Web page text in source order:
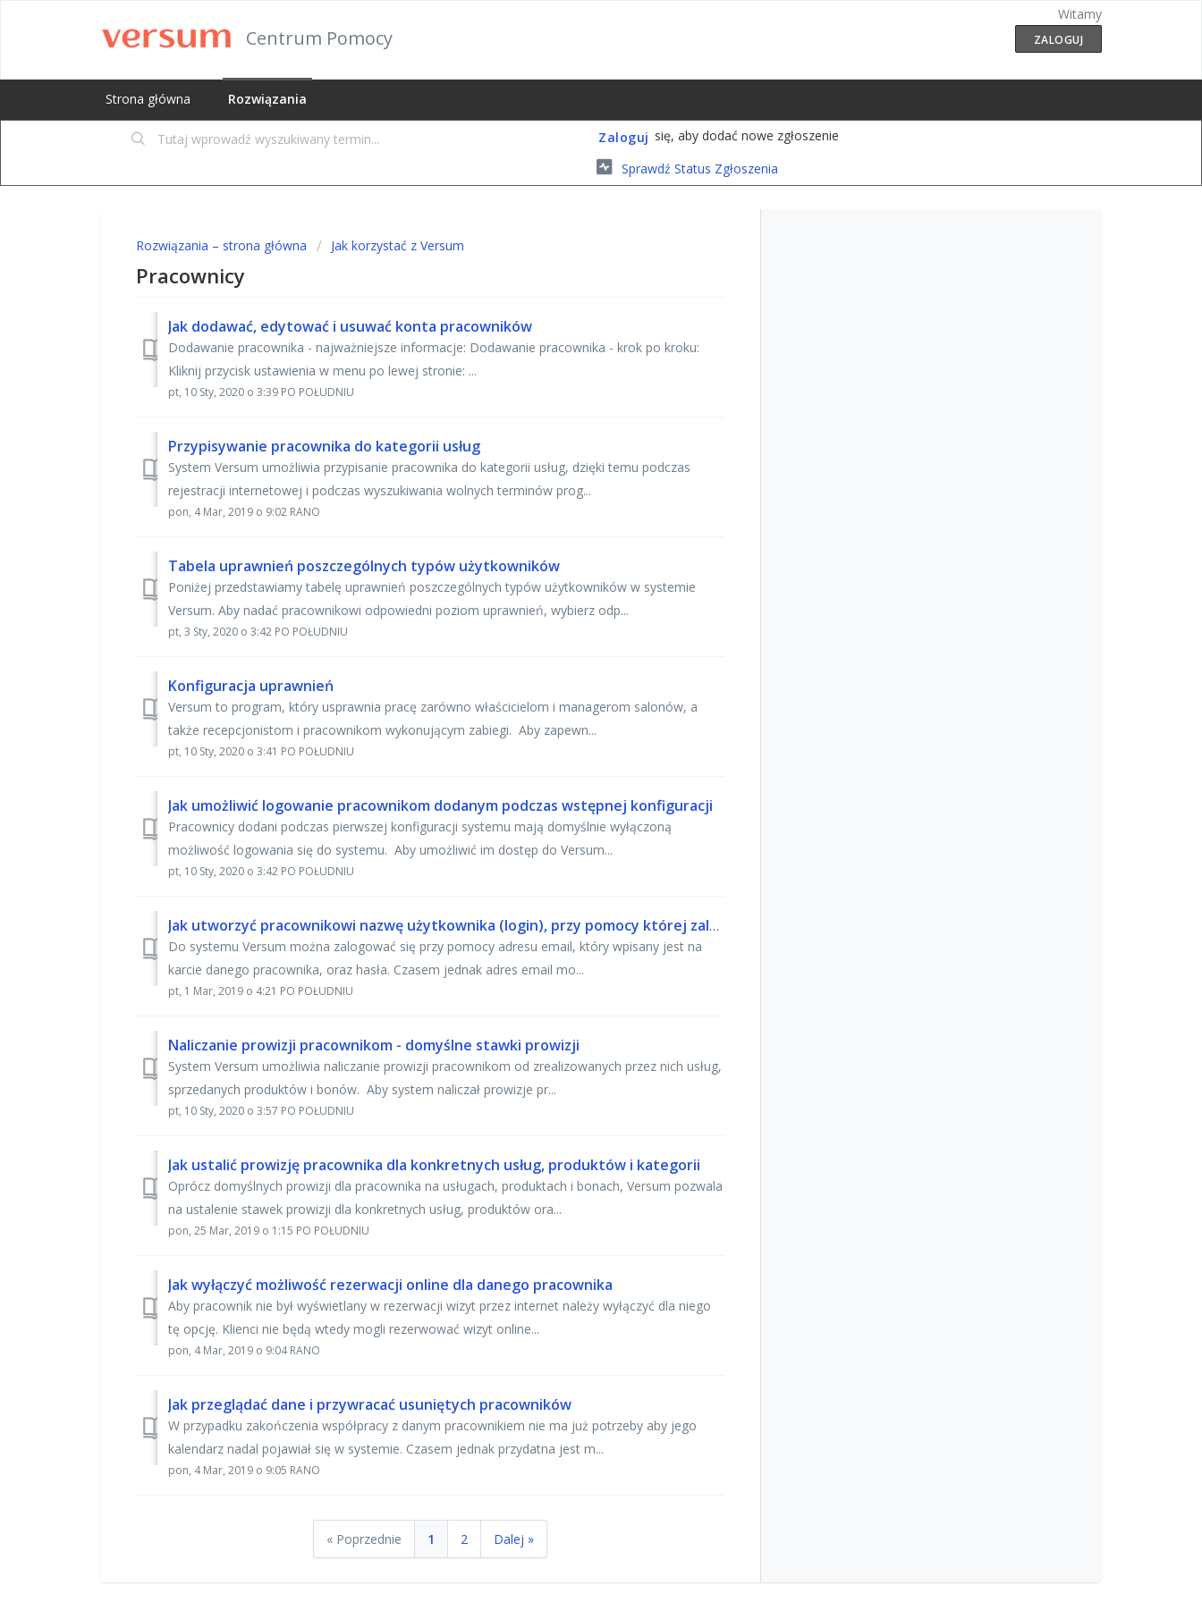
Centrum Pomocy
Witamy
ZALOGUJ
Strona główna Rozwiązania
Zaloguj się, aby dodać nowe zgłoszenie
Sprawdź Status Zgłoszenia
Rozwiązania – strona główna Jak korzystać z Versum
Pracownicy
Jak dodawać, edytować i usuwać konta pracowników
Dodawanie pracownika - najważniejsze informacje: Dodawanie pracownika - krok po kroku:
Kliknij przycisk ustawienia w menu po lewej stronie: ...
pt, 10 Sty, 2020 o 3:39 PO POŁUDNIU
Przypisywanie pracownika do kategorii usług
System Versum umożliwia przypisanie pracownika do kategorii usług, dzięki temu podczas
rejestracji internetowej i podczas wyszukiwania wolnych terminów prog...
pon, 4 Mar, 2019 o 9:02 RANO
Tabela uprawnień poszczególnych typów użytkowników
Poniżej przedstawiamy tabelę uprawnień poszczególnych typów użytkowników w systemie
Versum. Aby nadać pracownikowi odpowiedni poziom uprawnień, wybierz odp...
pt, 3 Sty, 2020 o 3:42 PO POŁUDNIU
Konfiguracja uprawnień
Versum to program, który usprawnia pracę zarówno właścicielom i managerom salonów, a
także recepcjonistom i pracownikom wykonującym zabiegi. Aby zapewn...
pt, 10 Sty, 2020 o 3:41 PO POŁUDNIU
Jak umożliwić logowanie pracownikom dodanym podczas wstępnej konfiguracji
Pracownicy dodani podczas pierwszej konfiguracji systemu mają domyślnie wyłączoną
możliwość logowania się do systemu. Aby umożliwić im dostęp do Versum...
pt, 10 Sty, 2020 o 3:42 PO POŁUDNIU
Jak utworzyć pracownikowi nazwę użytkownika (login), przy pomocy której zaloguje się do systemu
Do systemu Versum można zalogować się przy pomocy adresu email, który wpisany jest na
karcie danego pracownika, oraz hasła. Czasem jednak adres email mo...
pt, 1 Mar, 2019 o 4:21 PO POŁUDNIU
Naliczanie prowizji pracownikom - domyślne stawki prowizji
System Versum umożliwia naliczanie prowizji pracownikom od zrealizowanych przez nich usług,
sprzedanych produktów i bonów. Aby system naliczał prowizje pr...
pt, 10 Sty, 2020 o 3:57 PO POŁUDNIU
Jak ustalić prowizję pracownika dla konkretnych usług, produktów i kategorii
Oprócz domyślnych prowizji dla pracownika na usługach, produktach i bonach, Versum pozwala
na ustalenie stawek prowizji dla konkretnych usług, produktów ora...
pon, 25 Mar, 2019 o 1:15 PO POŁUDNIU
Jak wyłączyć możliwość rezerwacji online dla danego pracownika
Aby pracownik nie był wyświetlany w rezerwacji wizyt przez internet należy wyłączyć dla niego
tę opcję. Klienci nie będą wtedy mogli rezerwować wizyt online...
pon, 4 Mar, 2019 o 9:04 RANO
Jak przeglądać dane i przywracać usuniętych pracowników
W przypadku zakończenia współpracy z danym pracownikiem nie ma już potrzeby aby jego
kalendarz nadal pojawiał się w systemie. Czasem jednak przydatna jest m...
pon, 4 Mar, 2019 o 9:05 RANO
« Poprzednie 1 2 Dalej »